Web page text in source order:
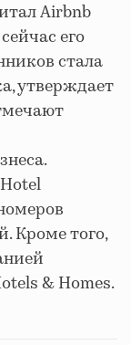
Airbnb
его
стала
утверждает
Кроме того,
& Homes.